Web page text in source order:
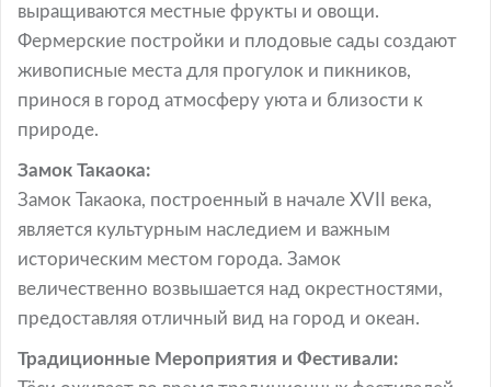
выращиваются местные фрукты и овощи.
Фермерские постройки и плодовые сады создают
живописные места для прогулок и пикников,
принося в город атмосферу уюта и близости к
природе.
Замок Такаока:
Замок Такаока, построенный в начале XVII века,
является культурным наследием и важным
историческим местом города. Замок
величественно возвышается над окрестностями,
предоставляя отличный вид на город и океан.
Традиционные Мероприятия и Фестивали: